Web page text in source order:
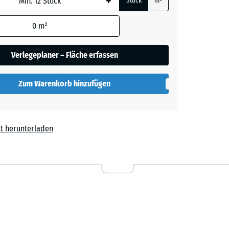
0 m²
Verlegeplaner – Fläche erfassen
Zum Warenkorb hinzufügen
herunterladen